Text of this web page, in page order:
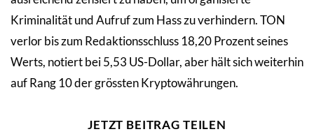
Kriminalität und Aufruf zum Hass zu verhindern. TON
verlor bis zum Redaktionsschluss 18,20 Prozent seines
Werts, notiert bei 5,53 US-Dollar, aber hält sich weiterhin
auf Rang 10 der grössten Kryptowährungen.
JETZT BEITRAG TEILEN